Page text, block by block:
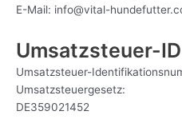
E-Mail: info@vital-
Umsatzsteuer-ID
Umsatzsteuer-
Umsatzsteuergesetz:
DE359021452